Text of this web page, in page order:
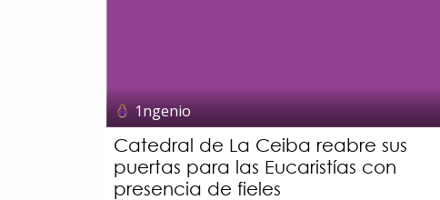
1ngenio
Catedral de La Ceiba reabre sus
puertas para las Eucaristías con
presencia de fieles